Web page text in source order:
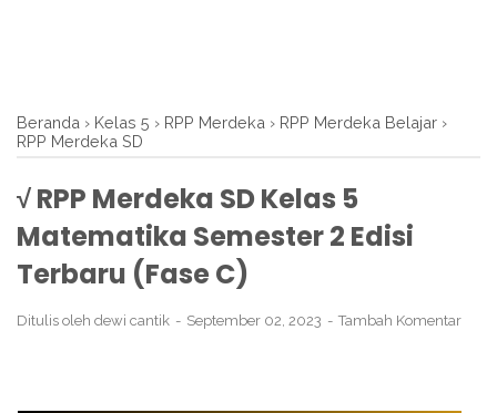
Beranda › Kelas 5 › RPP Merdeka › RPP Merdeka Belajar ›
RPP Merdeka SD
√ RPP Merdeka SD Kelas 5
Matematika Semester 2 Edisi
Terbaru (Fase C)
Ditulis oleh dewi cantik September 02, 2023 Tambah Komentar